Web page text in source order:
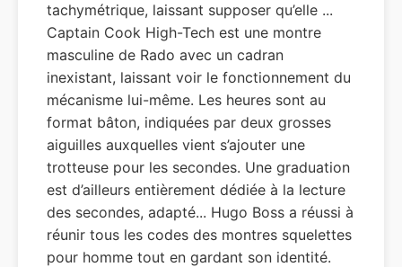
tachymétrique, laissant supposer qu’elle ...
Captain Cook High-Tech est une montre
masculine de Rado avec un cadran
inexistant, laissant voir le fonctionnement du
mécanisme lui-même. Les heures sont au
format bâton, indiquées par deux grosses
aiguilles auxquelles vient s’ajouter une
trotteuse pour les secondes. Une graduation
est d’ailleurs entièrement dédiée à la lecture
des secondes, adapté... Hugo Boss a réussi à
réunir tous les codes des montres squelettes
pour homme tout en gardant son identité.